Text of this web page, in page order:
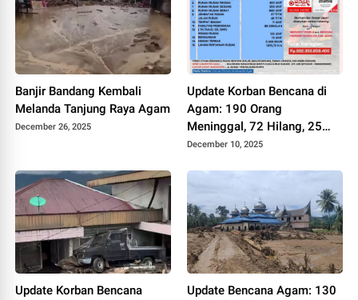
Banjir Bandang Kembali
Melanda Tanjung Raya Agam
December 26, 2025
Update Korban Bencana di
Agam: 190 Orang
Meninggal, 72 Hilang, 25
Belum Terindetifikasi
December 10, 2025
Update Korban Bencana
Update Bencana Agam: 130